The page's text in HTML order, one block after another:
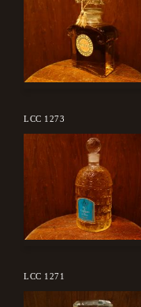
LCC 1273
LCC 1271